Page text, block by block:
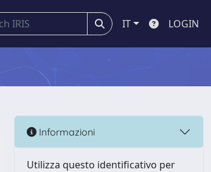
IT LOGIN
Informazioni
Utilizza questo identificativo per